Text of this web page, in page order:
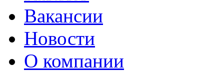
Вакансии
Новости
О компании